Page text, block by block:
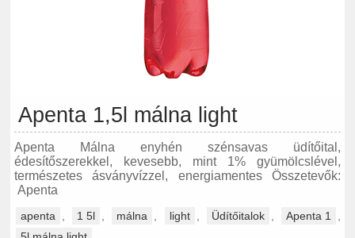
Apenta 1,5l málna light
Apenta Málna enyhén szénsavas üdítőital,
édesítőszerekkel, kevesebb, mint 1% gyümölcslével,
természetes ásványvízzel, energiamentes Összetevők:
Apenta
apenta 1 5l málna light Üdítőitalok Apenta 1